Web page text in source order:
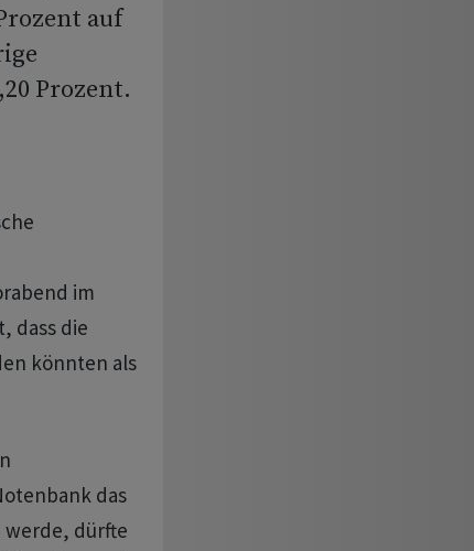
auf
Prozent.
im
dass die
könnten als
das
werde, dürfte